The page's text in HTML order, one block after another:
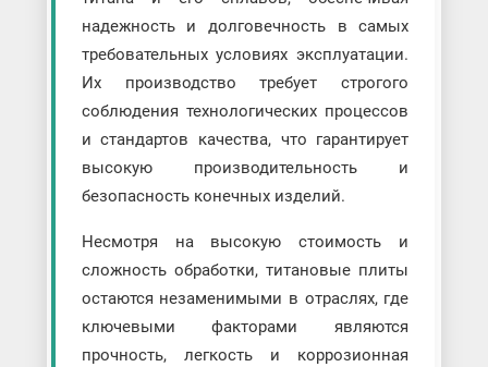
надежность и долговечность в самых
требовательных условиях эксплуатации.
Их производство требует строгого
соблюдения технологических процессов
и стандартов качества, что гарантирует
высокую производительность и
безопасность конечных изделий.
Несмотря на высокую стоимость и
сложность обработки, титановые плиты
остаются незаменимыми в отраслях, где
ключевыми факторами являются
прочность, легкость и коррозионная